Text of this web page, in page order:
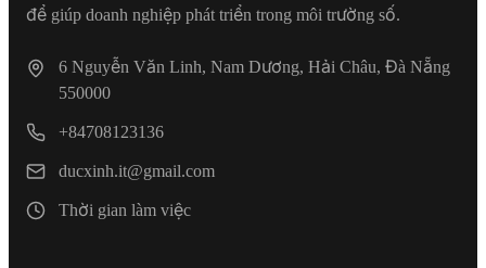
để giúp doanh nghiệp phát triển trong môi trường số.
6 Nguyễn Văn Linh, Nam Dương, Hải Châu, Đà Nẵng
550000
+84708123136
ducxinh.it@gmail.com
Thời gian làm việc